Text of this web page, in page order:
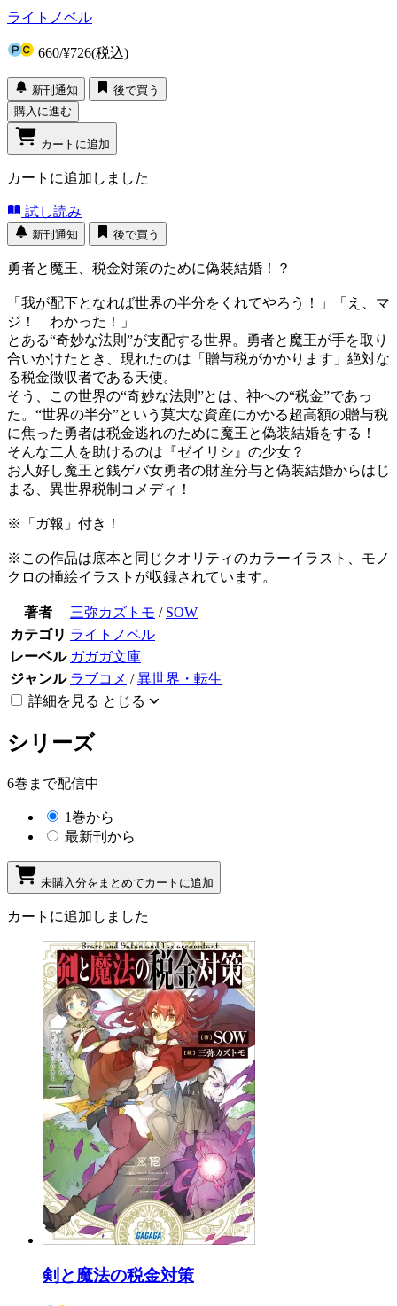
ライトノベル
660/¥726(税込)
新刊通知
後で買う
購入に進む
カートに追加
カートに追加しました
試し読み
新刊通知 後で買う
勇者と魔王、税金対策のために偽装結婚！？
「我が配下となれば世界の半分をくれてやろう！」「え、マ
ジ！ わかった！」
とある“奇妙な法則”が支配する世界。勇者と魔王が手を取り
合いかけたとき、現れたのは「贈与税がかかります」絶対な
る税金徴収者である天使。
そう、この世界の“奇妙な法則”とは、神への“税金”であっ
た。“世界の半分”という莫大な資産にかかる超高額の贈与税
に焦った勇者は税金逃れのために魔王と偽装結婚をする！
そんな二人を助けるのは『ゼイリシ』の少女？
お人好し魔王と銭ゲバ女勇者の財産分与と偽装結婚からはじ
まる、異世界税制コメディ！
※「ガ報」付き！
※この作品は底本と同じクオリティのカラーイラスト、モノ
クロの挿絵イラストが収録されています。
著者 三弥カズトモ / SOW
カテゴリ ライトノベル
レーベル ガガガ文庫
ジャンル ラブコメ /異世界・転生
詳細を見る とじる
シリーズ
6巻まで配信中
1巻から
最新刊から
未購入分をまとめてカートに追加
カートに追加しました
剣と魔法の税金対策